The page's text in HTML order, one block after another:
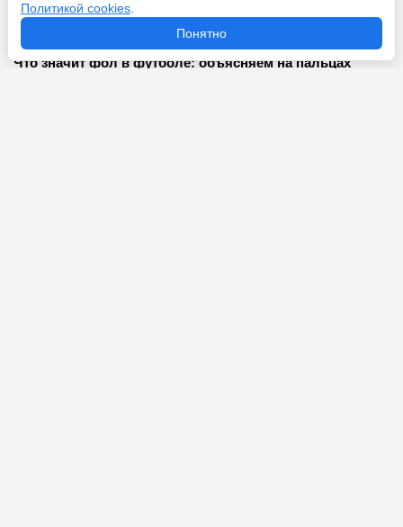
Что значит фол в футболе: объясняем на пальцах
Политикой cookies
Понятно